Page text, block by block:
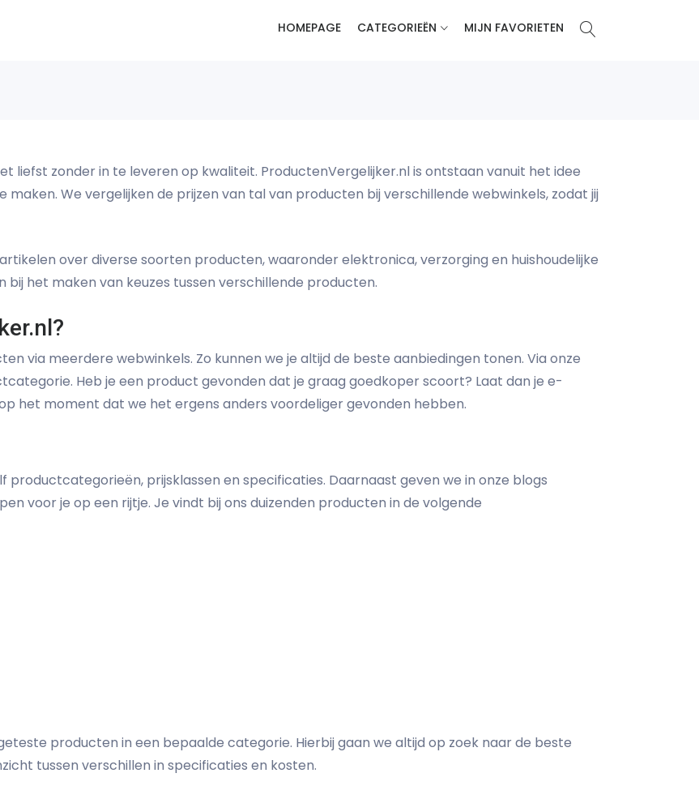
HOMEPAGE CATEGORIEËN MIJN FAVORIETEN
liefst zonder in te leveren op kwaliteit. ProductenVergelijker.nl is ontstaan vanuit het idee
We vergelijken de prijzen van tal van producten bij verschillende webwinkels, zodat jij
over diverse soorten producten, waaronder elektronica, verzorging en huishoudelijke
het maken van keuzes tussen verschillende producten.
via meerdere webwinkels. Zo kunnen we je altijd de beste aanbiedingen tonen. Via onze
Heb je een product gevonden dat je graag goedkoper scoort? Laat dan je e-
het moment dat we het ergens anders voordeliger gevonden hebben.
prijsklassen en specificaties. Daarnaast geven we in onze blogs
voor je op een rijtje. Je vindt bij ons duizenden producten in de volgende
producten in een bepaalde categorie. Hierbij gaan we altijd op zoek naar de beste
tussen verschillen in specificaties en kosten.